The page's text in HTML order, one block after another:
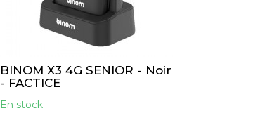
BINOM X3 4G SENIOR - Noir
- FACTICE
En stock